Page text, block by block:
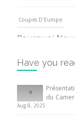
Coupes D'Europe
Pourquoi
13 June 2024
Internationales
Tout ce que
Have you
du
Aug 8, 2025